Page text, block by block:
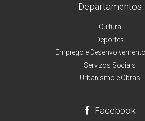
Departamentos
Cultura
Deportes
Emprego e
Servizos Sociais
Urbanismo e Obras
Facebook